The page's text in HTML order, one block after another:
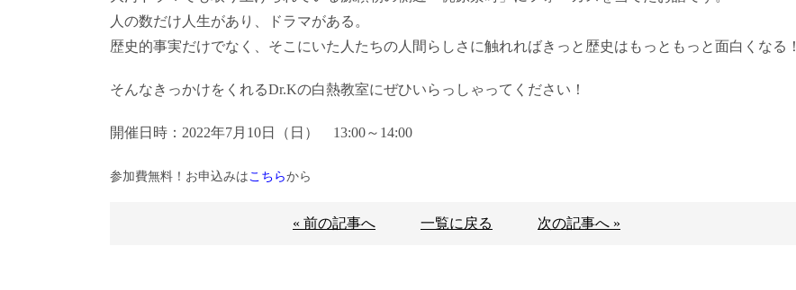
人の数だけ人生があり、ドラマがある。
歴史的事実だけでなく、そこにいた人たちの人間らしさに触れればきっと歴史はもっともっと面白くなる！
そんなきっかけをくれるDr.Kの白熱教室にぜひいらっしゃってください！
開催日時：2022年7月10日（日） 13:00～14:00
参加費無料！お申込みはこちらから
« 前の記事へ 一覧に戻る 次の記事へ »